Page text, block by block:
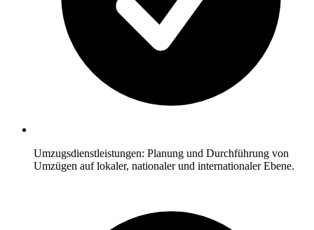
Umzugsdienstleistungen: Planung und Durchführung von
Umzügen auf lokaler, nationaler und internationaler Ebene.